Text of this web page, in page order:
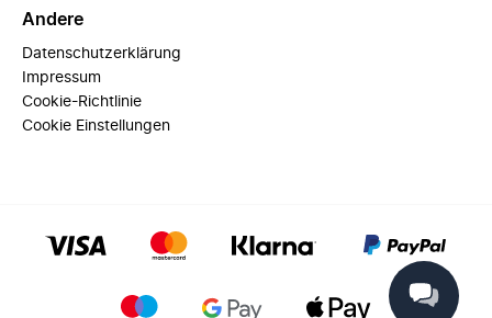
Andere
Datenschutzerklärung
Impressum
Cookie-Richtlinie
Cookie Einstellungen